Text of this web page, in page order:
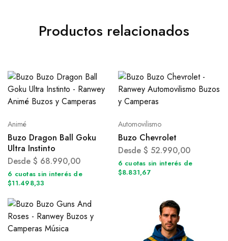
Productos relacionados
Animé
Buzo Dragon Ball Goku
Ultra Instinto
Desde $ 68.990,00
6 cuotas sin interés de
$11.498,33
Automovilismo
Buzo Chevrolet
Desde $ 52.990,00
6 cuotas sin interés de
$8.831,67